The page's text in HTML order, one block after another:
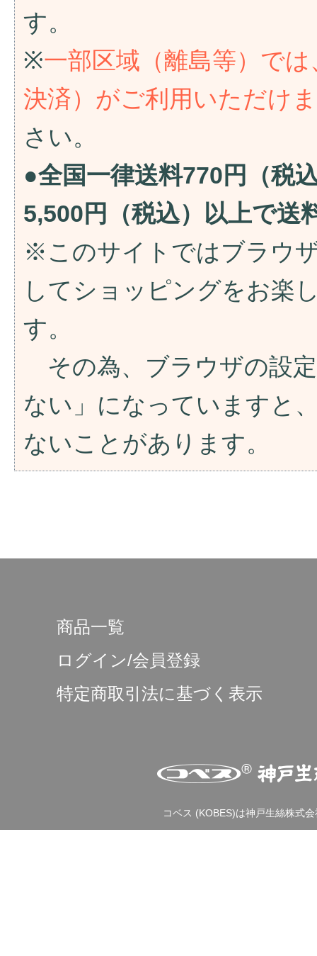
す。
※一部区域（離島等）で
決済）がご利用いただけ
さい。
●全国一律送料770円（税
5,500円（税込）以上で送
※このサイトではブラウ
してショッピングをお楽
す。
その為、ブラウザの設
ない」になっていますと
ないことがあります。
商品一覧
ログイン/会員登録
特定商取引法に基づく表示
コベス (KOBES)は神戸生絲株式